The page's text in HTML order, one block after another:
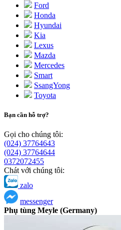
Ford
Honda
Hyundai
Kia
Lexus
Mazda
Mercedes
Smart
SsangYong
Toyota
Bạn cần hỗ trợ?
Gọi cho chúng tôi:
(024) 37764643
(024) 37764644
0372072455
Chát với chúng tôi:
zalo
messenger
Phụ tùng Meyle (Germany)